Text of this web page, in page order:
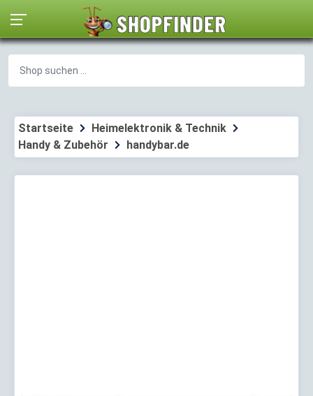
Startseite
Heimelektronik & Technik
Handy & Zubehör
handybar.de